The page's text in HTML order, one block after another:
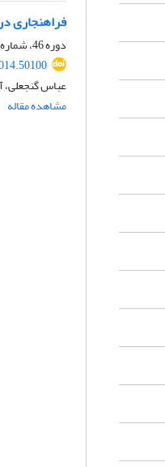
فراهنجاری
دوره 46، شماره 2، اسفند 1392، صفحه
عباس
مشاهده مقاله